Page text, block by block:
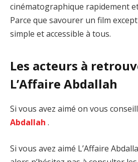
cinématographique rapidement
Parce que savourer un film
simple et accessible à tous.
Les acteurs à
L’Affaire Abdallah
Si vous avez aimé on vous
Abdallah .
Si vous avez aimé L’Affaire